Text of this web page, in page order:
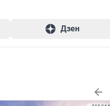
Дзен